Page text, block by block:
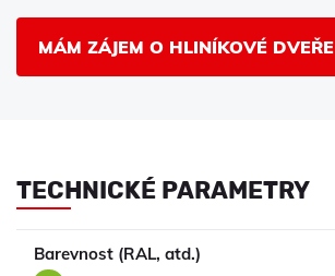
MÁM ZÁJEM O HLINÍKOVÉ DVEŘE
TECHNICKÉ PARAMETRY
Barevnost (RAL, atd.)